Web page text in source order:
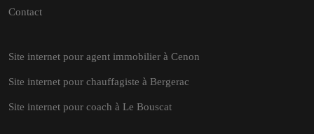
Contact
Site internet pour agent immobilier à Cenon
Site internet pour chauffagiste à Bergerac
Site internet pour coach à Le Bouscat